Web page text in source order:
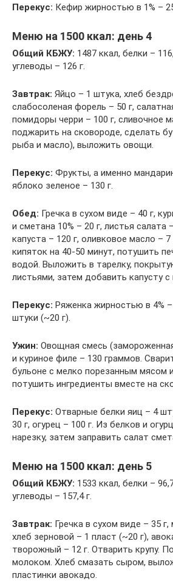
Перекус: Кефир жирностью в 1% –
Меню на 1500 ккал: день 4
Общий КБЖУ: 1487 ккал, белки –
углеводы – 126 г.
Завтрак: Яйцо – 1 штука, хлеб
слабосоленая форель – 50 г,
помидоры черри – 100 г, сливочное
поджарить на сковороде, сделать
рыба и масло), выложить овощи.
Перекус: Фрукты, а именно
яблоко зеленое – 130 г.
Обед: Гречка в сухом виде – 40 г,
и сметана 10% – 20 г, листья салата
капуста – 120 г, оливковое масло –
кипяток на 40-50 минут, потушить
водой. Выложить в тарелку,
листьями, затем добавить капусту
Перекус: Ряженка жирностью в 4% –
штуки (~20 г).
Ужин: Овощная смесь
и куриное филе – 130 граммов.
бульоне с мелко порезанным мясом
потушить ингредиенты вместе на
Перекус: Отварные белки яиц – 4
30 г, огурец – 100 г. Из белков и
нарезку, затем заправить салат
Меню на 1500 ккал: день 5
Общий КБЖУ: 1533 ккал, белки –
углеводы – 157,4 г.
Завтрак: Гречка в сухом виде – 35
хлеб зерновой – 1 пласт (~20 г),
творожный – 12 г. Отварить крупу.
молоком. Хлеб смазать сыром,
пластинки авокадо.